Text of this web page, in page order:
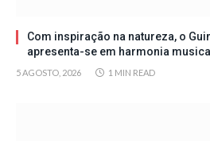
Com inspiração na natureza, o
apresenta-se em harmonia musical
5 AGOSTO, 2026 1 MIN READ